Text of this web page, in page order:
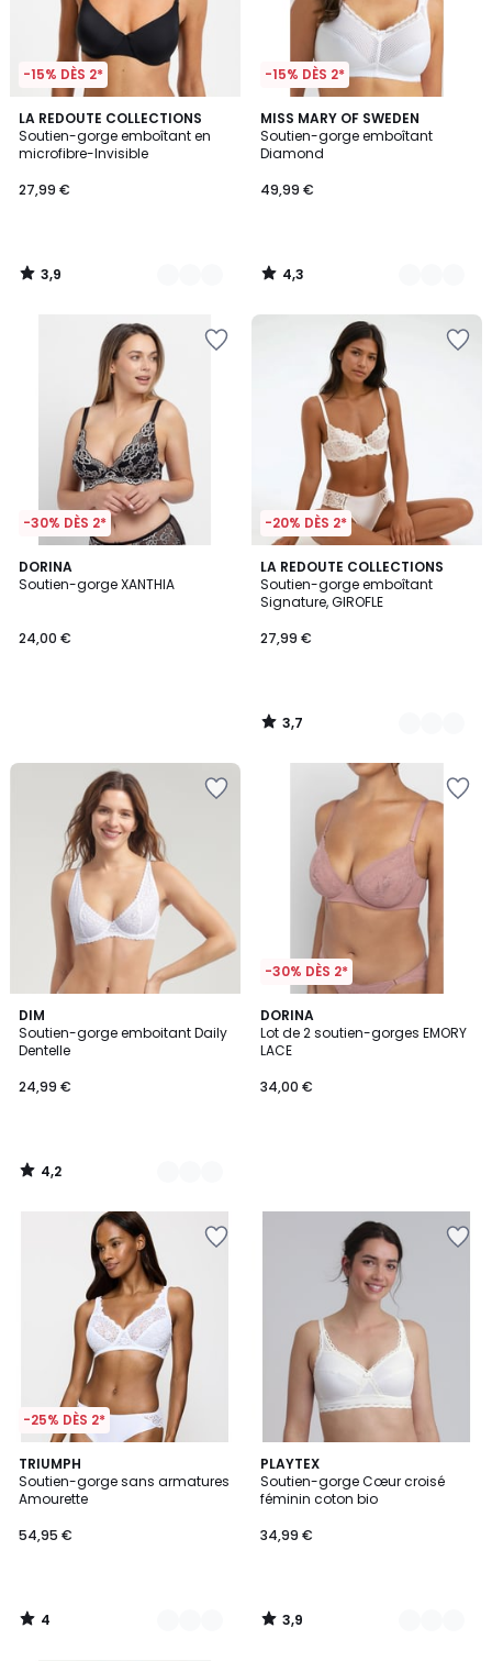
-15% DÈS 2*
LA REDOUTE COLLECTIONS
Soutien-gorge emboîtant en
microfibre-Invisible
27,99 €
3,9
/ 5
3
Couleurs
3,9
/
-15% DÈS 2*
MISS MARY OF SWEDEN
Soutien-gorge emboîtant
Diamond
49,99 €
4,3
/ 5
3
Couleurs
4,3
/
-30% DÈS 2*
DORINA
Soutien-gorge XANTHIA
24,00 €
-20% DÈS 2*
LA REDOUTE COLLECTIONS
Soutien-gorge emboîtant
Signature, GIROFLE
27,99 €
3,7
/ 5
3
Couleurs
3,7
/
DIM
Soutien-gorge emboitant Daily
Dentelle
24,99 €
4,2
/ 5
4
Couleurs
4,2
/
-30% DÈS 2*
DORINA
Lot de 2 soutien-gorges EMORY
LACE
34,00 €
-25% DÈS 2*
TRIUMPH
Soutien-gorge sans armatures
Amourette
54,95 €
4
/
5
3
Couleurs
4
/
PLAYTEX
Soutien-gorge Cœur croisé
féminin coton bio
34,99 €
3,9
/ 5
2
Couleurs
3,9
/